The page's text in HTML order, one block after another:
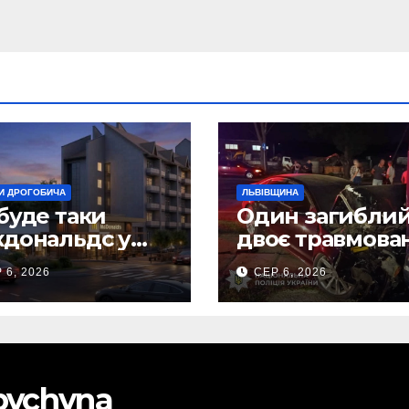
ДРОГОБИЧА
таки
у
(Фото)
6, 2026
ЛЬВІВЩИНА
Один
двоє
внаслідок ДТП
Самбірщині
СЕР 6, 2026